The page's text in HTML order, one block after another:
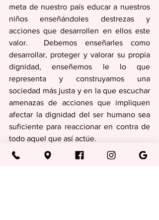
meta de nuestro país educar a nuestros
niños enseñándoles destrezas y
acciones que desarrollen en ellos este
valor.  Debemos enseñarles como
desarrollar, proteger y valorar su propia
dignidad, enseñemos le lo que
representa y construyamos una
sociedad más justa y en la que escuchar
amenazas de acciones que impliquen
afectar la dignidad del ser humano sea
suficiente para reaccionar en contra de
todo aquel que así actúe.
Columnas